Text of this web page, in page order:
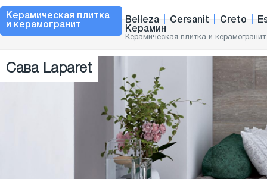
Керамическая плитка
и керамогранит
Belleza Cersanit Creto
Керамин
Керамическая плитка и керамогранит
Сава Laparet